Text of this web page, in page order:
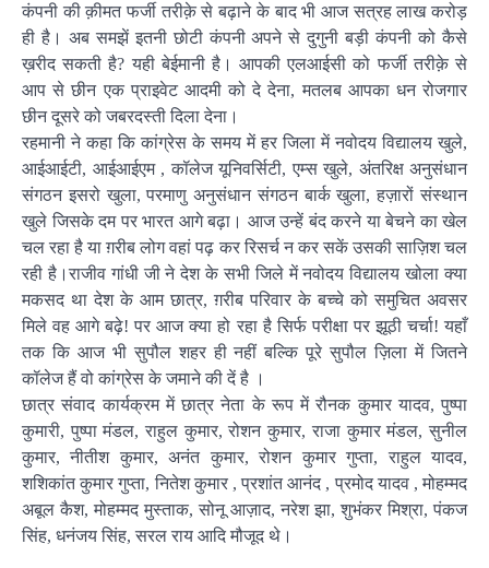
कंपनी की क़ीमत फर्जी तरीक़े से बढ़ाने के बाद भी आज सत्रह लाख करोड़
ही है। अब समझें इतनी छोटी कंपनी अपने से दुगुनी बड़ी कंपनी को कैसे
ख़रीद सकती है? यही बेईमानी है। आपकी एलआईसी को फर्जी तरीक़े से
आप से छीन एक प्राइवेट आदमी को दे देना, मतलब आपका धन रोजगार
छीन दूसरे को जबरदस्ती दिला देना।
रहमानी ने कहा कि कांग्रेस के समय में हर जिला में नवोदय विद्यालय खुले,
आईआईटी, आईआईएम , कॉलेज यूनिवर्सिटी, एम्स खुले, अंतरिक्ष अनुसंधान
संगठन इसरो खुला, परमाणु अनुसंधान संगठन बार्क खुला, हज़ारों संस्थान
खुले जिसके दम पर भारत आगे बढ़ा। आज उन्हें बंद करने या बेचने का खेल
चल रहा है या ग़रीब लोग वहां पढ़ कर रिसर्च न कर सकें उसकी साज़िश चल
रही है।राजीव गांधी जी ने देश के सभी जिले में नवोदय विद्यालय खोला क्या
मकसद था देश के आम छात्र, ग़रीब परिवार के बच्चे को समुचित अवसर
मिले वह आगे बढ़े! पर आज क्या हो रहा है सिर्फ परीक्षा पर झूठी चर्चा! यहाँ
तक कि आज भी सुपौल शहर ही नहीं बल्कि पूरे सुपौल ज़िला में जितने
कॉलेज हैं वो कांग्रेस के जमाने की दें है ।
छात्र संवाद कार्यक्रम में छात्र नेता के रूप में रौनक कुमार यादव, पुष्पा
कुमारी, पुष्पा मंडल, राहुल कुमार, रोशन कुमार, राजा कुमार मंडल, सुनील
कुमार, नीतीश कुमार, अनंत कुमार, रोशन कुमार गुप्ता, राहुल यादव,
शशिकांत कुमार गुप्ता, नितेश कुमार , प्रशांत आनंद , प्रमोद यादव , मोहम्मद
अबूल कैश, मोहम्मद मुस्ताक, सोनू आज़ाद, नरेश झा, शुभंकर मिश्रा, पंकज
सिंह, धनंजय सिंह, सरल राय आदि मौजूद थे।